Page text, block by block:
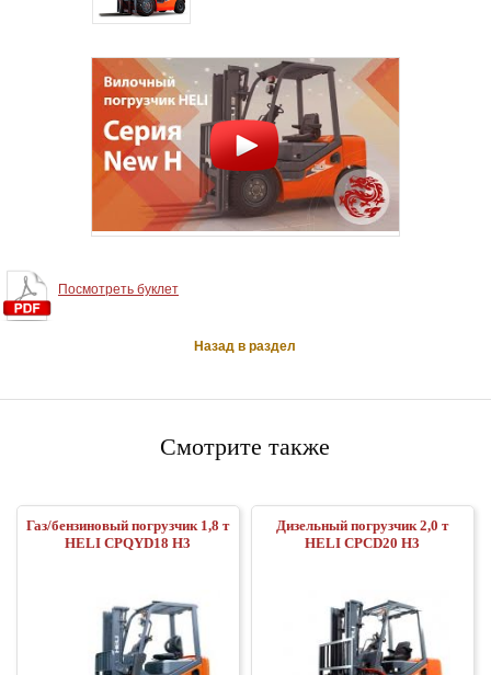
Посмотреть буклет
Назад в раздел
Смотрите также
Газ/бензиновый погрузчик 1,8 т
HELI CPQYD18 H3
Дизельный погрузчик 2,0 т
HELI CPCD20 H3